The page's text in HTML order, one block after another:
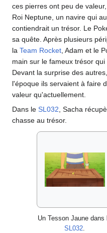
ces pierres ont peu de
Roi Neptune, un navire qui
contiendrait un trésor. Le
sa quête. Après plusieurs
la Team Rocket, Adam et le
main sur le fameux trésor
Devant la surprise des autres,
l'époque ils servaient à faire
valeur qu'actuellement.
Dans le SL032, Sacha
chasse au trésor.
Un Tesson Jaune dans
SL032.